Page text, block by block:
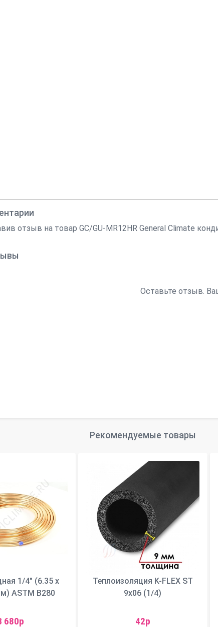
отзыв на товар GC/GU-MR12HR General Climate
Оставьте отзыв.
Рекомендуемые товары
1/4" (6.35 х
ASTM B280
680р
Теплоизоляция K-FLEX ST
9х06 (1/4)
42р